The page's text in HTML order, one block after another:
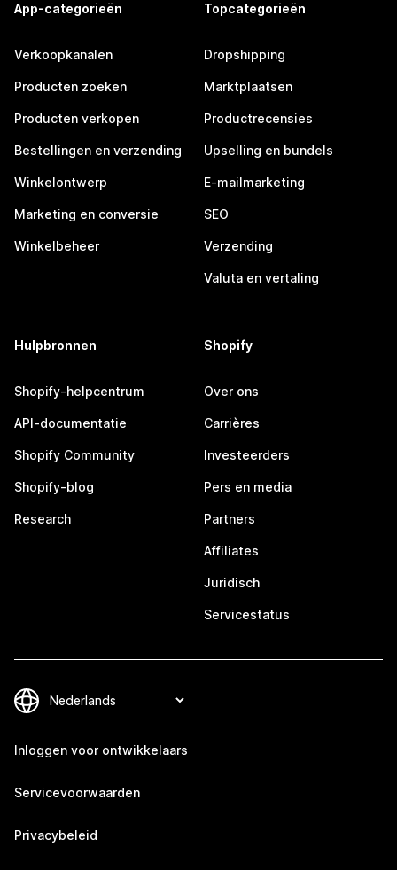
App-categorieën
Verkoopkanalen
Producten zoeken
Producten verkopen
Bestellingen en verzending
Winkelontwerp
Marketing en conversie
Winkelbeheer
Topcategorieën
Dropshipping
Marktplaatsen
Productrecensies
Upselling en bundels
E-mailmarketing
SEO
Verzending
Valuta en vertaling
Hulpbronnen
Shopify-helpcentrum
API-documentatie
Shopify Community
Shopify-blog
Research
Shopify
Over ons
Carrières
Investeerders
Pers en media
Partners
Affiliates
Juridisch
Servicestatus
Inloggen voor ontwikkelaars
Servicevoorwaarden
Privacybeleid